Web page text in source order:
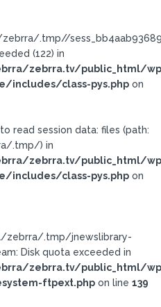
.tmp//
(122) in
zebrra.tv/public_html/
includes/class-pys.php on
read session data: files (path:
.tmp/) in
zebrra.tv/public_html/
includes/class-pys.php on
zebrra/.tmp/jnewslibrary-
Disk quota exceeded in
zebrra.tv/public_html/
ftpext.php on line 139